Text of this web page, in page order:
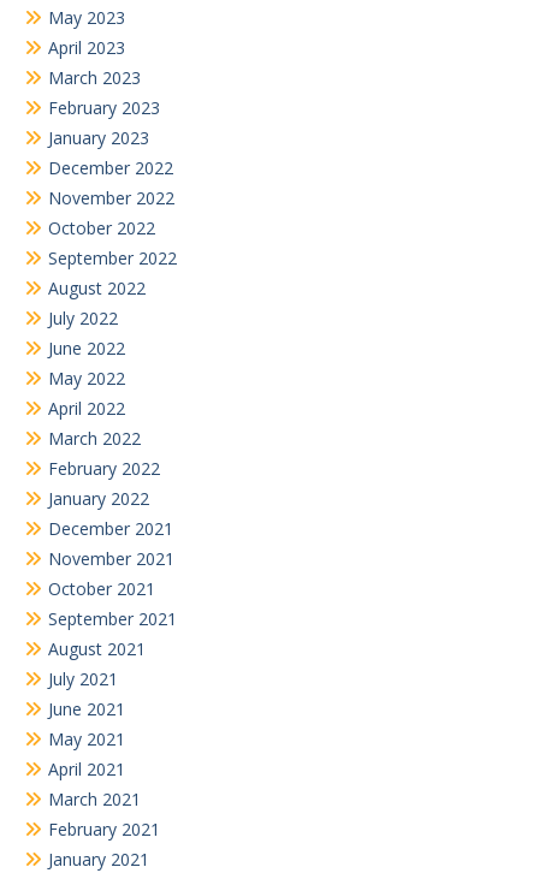
May 2023
April 2023
March 2023
February 2023
January 2023
December 2022
November 2022
October 2022
September 2022
August 2022
July 2022
June 2022
May 2022
April 2022
March 2022
February 2022
January 2022
December 2021
November 2021
October 2021
September 2021
August 2021
July 2021
June 2021
May 2021
April 2021
March 2021
February 2021
January 2021